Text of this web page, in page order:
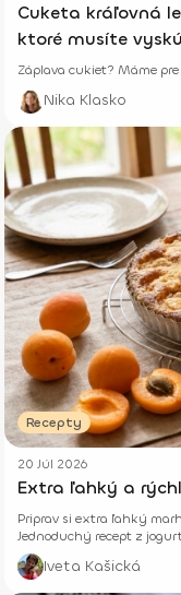
Cuketa kráľovná
ktoré musíte
Záplava cukiet? Máme
Nika Klasko
Recepty
20 Júl 2026
Extra ľahký a
Priprav si extra ľahký
Jednoduchý recept z
z pár surovín.
Iveta Kašická